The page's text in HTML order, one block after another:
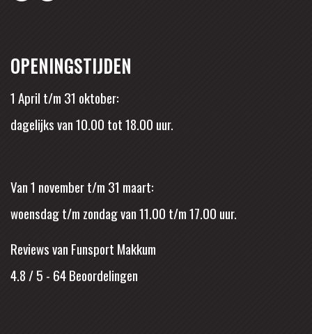
OPENINGSTIJDEN
1 April t/m 31 oktober:
dagelijks van 10.00 tot 18.00 uur.
Van 1 november t/m 31 maart:
woensdag t/m zondag van 11.00 t/m 17.00 uur.
Reviews van Funsport Makkum
4.8 / 5 - 64Beoordelingen